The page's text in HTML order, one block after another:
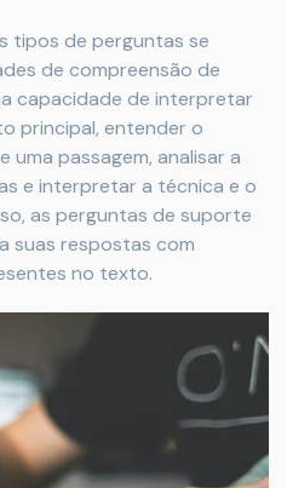
tipos de perguntas se
de compreensão de
capacidade de interpretar
principal, entender o
passagem, analisar a
e interpretar a técnica e o
as perguntas de suporte
suas respostas com
no texto.